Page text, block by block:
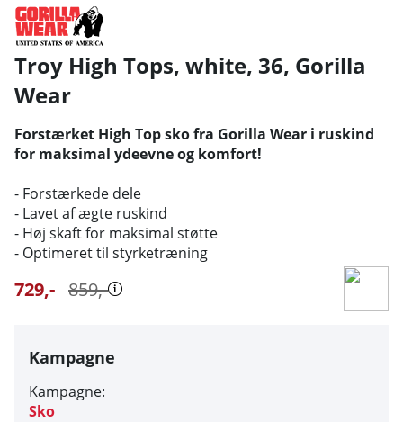
Troy High Tops, white, 36, Gorilla
Wear
Forstærket High Top sko fra Gorilla Wear i ruskind
for maksimal ydeevne og komfort!
- Forstærkede dele
- Lavet af ægte ruskind
- Høj skaft for maksimal støtte
- Optimeret til styrketræning
859,-
729,-
Kampagne
Kampagne:
Sko